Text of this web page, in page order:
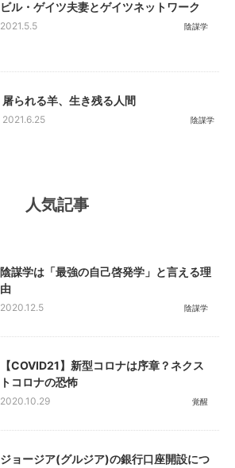
ビル・ゲイツ夫妻とゲイツネットワーク
2021.5.5 陰謀学
屠られる羊、生き残る人間
2021.6.25 陰謀学
人気記事
陰謀学は「最強の自己啓発学」と言える理
由
2020.12.5 陰謀学
【COVID21】新型コロナは序章？ネクス
トコロナの恐怖
2020.10.29 覚醒
ジョージア(グルジア)の銀行口座開設につ